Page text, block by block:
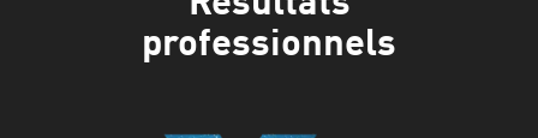
professionnels